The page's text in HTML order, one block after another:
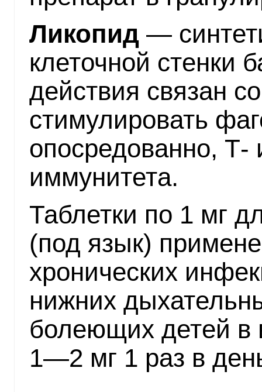
Ликопид—
клеточной стенки
действия связан
стимулировать
опосредованно, Т-
иммунитета.
Таблетки по 1 мг
(под язык)
хронических
нижних
болеющих детей в
1—2 мг 1 раз в